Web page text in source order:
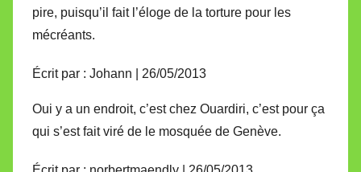
pire, puisqu’il fait l’éloge de la torture pour les
mécréants.
Écrit par : Johann | 26/05/2013
Oui y a un endroit, c’est chez Ouardiri, c’est pour ça
qui s’est fait viré de le mosquée de Genève.